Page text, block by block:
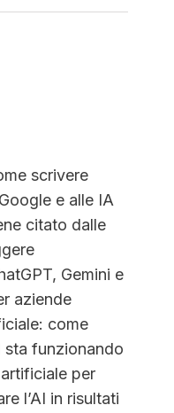
scrivere
e alle IA
citato dalle
Gemini e
aziende
come
funzionando
per
l’AI in risultati